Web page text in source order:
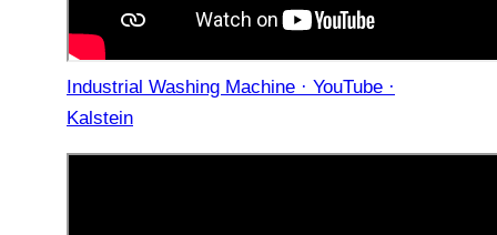
Industrial Washing Machine · YouTube ·
Kalstein